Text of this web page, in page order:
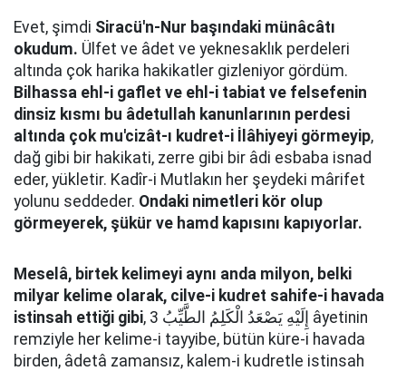
Evet, şimdi Siracü'n-Nur başındaki münâcâtı
okudum. Ülfet ve âdet ve yeknesaklık perdeleri
altında çok harika hakikatler gizleniyor gördüm.
Bilhassa ehl-i gaflet ve ehl-i tabiat ve felsefenin
dinsiz kısmı bu âdetullah kanunlarının perdesi
altında çok mu'cizât-ı kudret-i İlâhiyeyi görmeyip,
dağ gibi bir hakikati, zerre gibi bir âdi esbaba isnad
eder, yükletir. Kadîr-i Mutlakın her şeydeki mârifet
yolunu seddeder. Ondaki nimetleri kör olup
görmeyerek, şükür ve hamd kapısını kapıyorlar.
Meselâ, birtek kelimeyi aynı anda milyon, belki
milyar kelime olarak, cilve-i kudret sahife-i havada
istinsah ettiği gibi, إِلَيْهِ يَصْعَدُ الْكَلِمُ الطَّيِّبُ 3 âyetinin
remziyle her kelime-i tayyibe, bütün küre-i havada
birden, âdetâ zamansız, kalem-i kudretle istinsah